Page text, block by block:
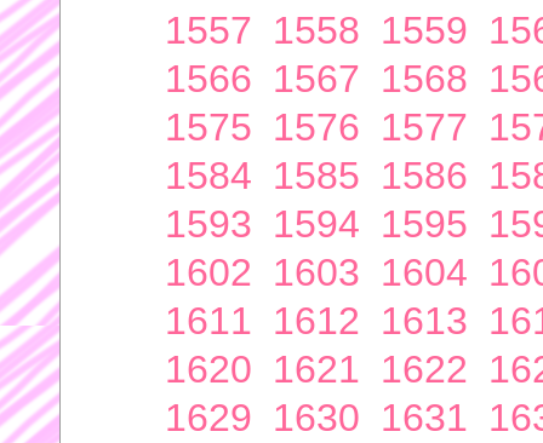
1557 1558 1559
1566 1567 1568
1575 1576 1577
1584 1585 1586
1593 1594 1595
1602 1603 1604
1611 1612 1613
1620 1621 1622
1629 1630 1631